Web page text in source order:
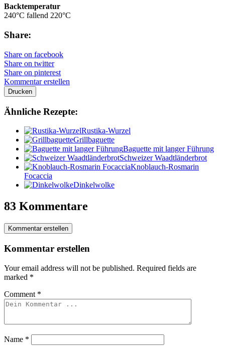
Backtemperatur
240°C fallend 220°C
Share:
Share on facebook
Share on twitter
Share on pinterest
Kommentar erstellen
Drucken
Ähnliche Rezepte:
Rustika-Wurzel
Grillbaguette
Baguette mit langer Führung
Schweizer Waadtländerbrot
Knoblauch-Rosmarin
Focaccia
Dinkelwolke
83 Kommentare
Kommentar erstellen
Kommentar erstellen
Your email address will not be published. Required fields are
marked *
Comment *
Name *